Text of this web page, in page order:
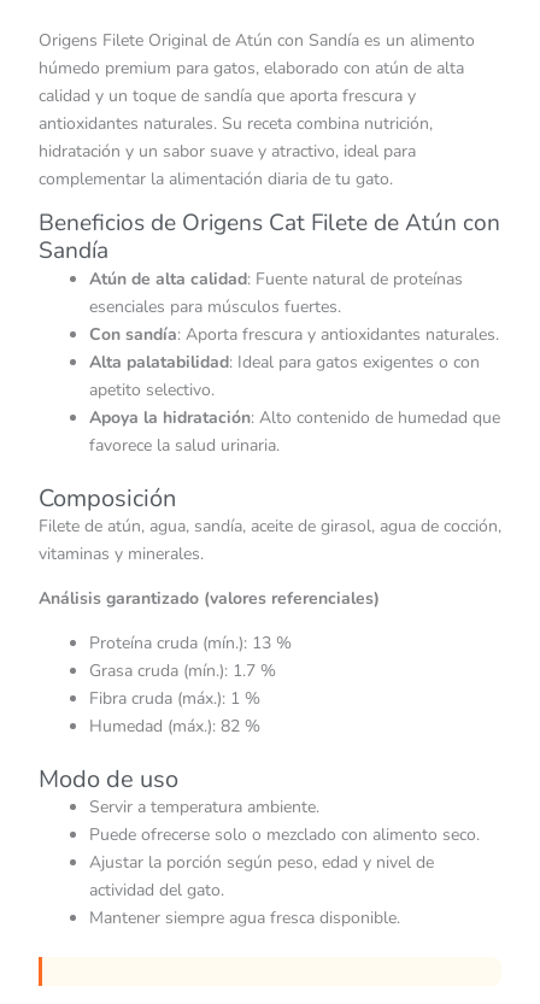
Origens Filete Original de Atún con Sandía es un alimento
húmedo premium para gatos, elaborado con atún de alta
calidad y un toque de sandía que aporta frescura y
antioxidantes naturales. Su receta combina nutrición,
hidratación y un sabor suave y atractivo, ideal para
complementar la alimentación diaria de tu gato.
Beneficios de Origens Cat Filete de Atún con
Sandía
Atún de alta calidad: Fuente natural de proteínas
esenciales para músculos fuertes.
Con sandía: Aporta frescura y antioxidantes naturales.
Alta palatabilidad: Ideal para gatos exigentes o con
apetito selectivo.
Apoya la hidratación: Alto contenido de humedad que
favorece la salud urinaria.
Composición
Filete de atún, agua, sandía, aceite de girasol, agua de cocción,
vitaminas y minerales.
Análisis garantizado (valores referenciales)
Proteína cruda (mín.): 13 %
Grasa cruda (mín.): 1.7 %
Fibra cruda (máx.): 1 %
Humedad (máx.): 82 %
Modo de uso
Servir a temperatura ambiente.
Puede ofrecerse solo o mezclado con alimento seco.
Ajustar la porción según peso, edad y nivel de
actividad del gato.
Mantener siempre agua fresca disponible.